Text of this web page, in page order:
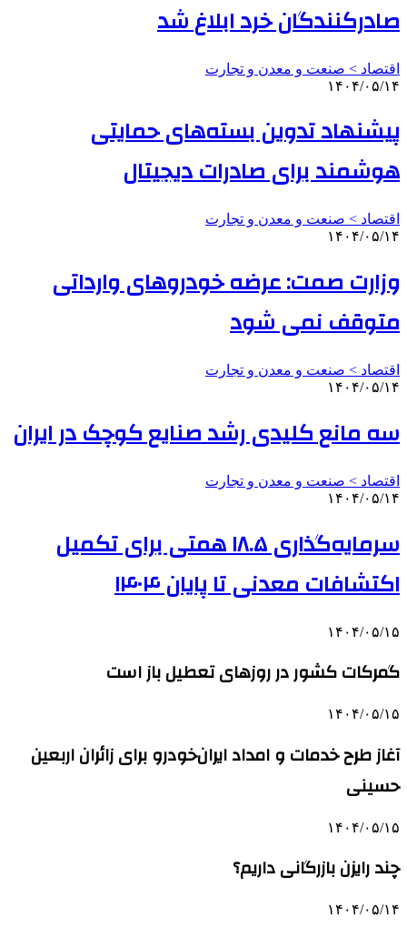
صادرکنندگان خرد ابلاغ شد
اقتصاد > صنعت و معدن و تجارت
۱۴۰۴/۰۵/۱۴
پیشنهاد تدوین بسته‌های حمایتی
هوشمند برای صادرات دیجیتال
اقتصاد > صنعت و معدن و تجارت
۱۴۰۴/۰۵/۱۴
وزارت صمت: عرضه خودروهای وارداتی
متوقف نمی شود
اقتصاد > صنعت و معدن و تجارت
۱۴۰۴/۰۵/۱۴
سه مانع کلیدی رشد صنایع کوچک در ایران
اقتصاد > صنعت و معدن و تجارت
۱۴۰۴/۰۵/۱۴
سرمایه‌گذاری ۱۸.۵ همتی برای تکمیل
اکتشافات معدنی تا پایان ۱۴۰۴
۱۴۰۴/۰۵/۱۵
گمرکات کشور در روزهای تعطیل باز است
۱۴۰۴/۰۵/۱۵
آغاز طرح خدمات و امداد ایران‌خودرو برای زائران اربعین
حسینی
۱۴۰۴/۰۵/۱۵
چند رایزن بازرگانی داریم؟
۱۴۰۴/۰۵/۱۴